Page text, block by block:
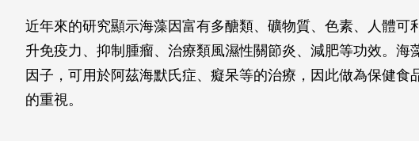
近年來的研究顯示海藻因富有多醣類、礦物質、色素、人體可
升免疫力、抑制腫瘤、治療類風濕性關節炎、減肥等功效。海
因子，可用於阿茲海默氏症、癡呆等的治療，因此做為保健食
的重視。